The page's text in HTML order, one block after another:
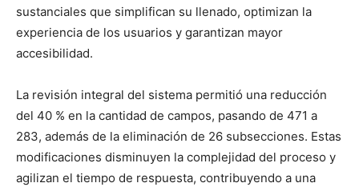
sustanciales que simplifican su llenado, optimizan la
experiencia de los usuarios y garantizan mayor
accesibilidad.
La revisión integral del sistema permitió una reducción
del 40 % en la cantidad de campos, pasando de 471 a
283, además de la eliminación de 26 subsecciones. Estas
modificaciones disminuyen la complejidad del proceso y
agilizan el tiempo de respuesta, contribuyendo a una